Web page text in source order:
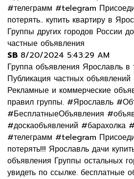
#телеграмм #telegram
потерять.. купить квартиру в
Группы других городов России
частные объявления
SB 8/20/2024 5:43:29 AM
Группа объявления Ярославль в
Публикация частных объявлений
Рекламные и коммерческие
правил группы. #Ярославль
#БесплатныеОбъявления
#доскаобъявлений #барахолка
#телеграмм #telegram
потерять!!! Ярославль дачи
объявления Группы остальных
увидеть по ссылке. бесплатные